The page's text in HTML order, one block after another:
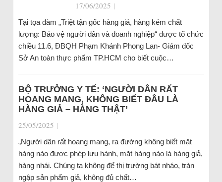
17/06/2025 |
Tại tọa đàm „Triệt tận gốc hàng giả, hàng kém chất
lượng: Bảo vệ người dân và doanh nghiệp“ được tổ chức
chiều 11.6, ĐBQH Phạm Khánh Phong Lan- Giám đốc
Sở An toàn thực phẩm TP.HCM cho biết cuộc…
BỘ TRƯỞNG Y TẾ: ‘NGƯỜI DÂN RẤT
HOANG MANG, KHÔNG BIẾT ĐÂU LÀ
HÀNG GIẢ – HÀNG THẬT’
25/05/2025 |
„Người dân rất hoang mang, ra đường không biết mặt
hàng nào được phép lưu hành, mặt hàng nào là hàng giả,
hàng nhái. Chúng ta không để thị trường bát nháo, tràn
ngập sản phẩm giả, không đủ chất…